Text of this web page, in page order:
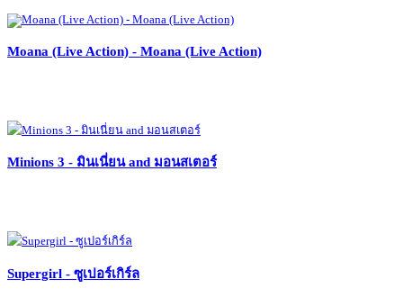
Moana (Live Action) - Moana (Live Action)
Minions 3 - มินเนี่ยน and มอนสเตอร์
Supergirl - ซูเปอร์เกิร์ล